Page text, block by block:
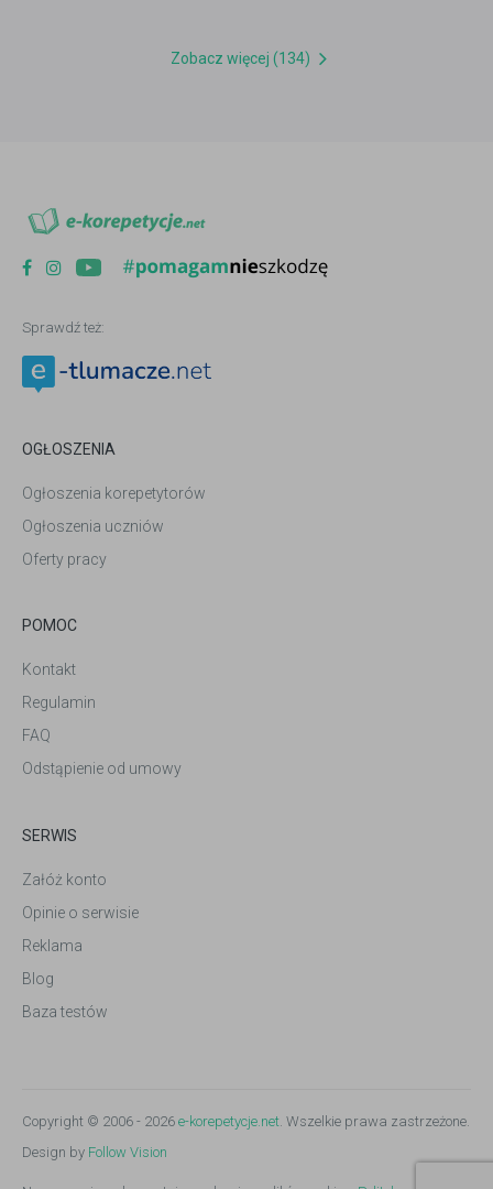
Zobacz więcej (134)
Sprawdź też:
OGŁOSZENIA
Ogłoszenia korepetytorów
Ogłoszenia uczniów
Oferty pracy
POMOC
Kontakt
Regulamin
FAQ
Odstąpienie od umowy
SERWIS
Załóż konto
Opinie o serwisie
Reklama
Blog
Baza testów
Copyright © 2006 - 2026 e-korepetycje.net . Wszelkie prawa zastrzeżone.
Design by Follow Vision